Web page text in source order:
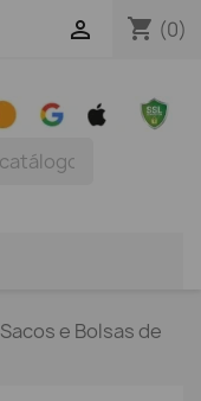
shopping_cart (0)

Sacos e Bolsas de